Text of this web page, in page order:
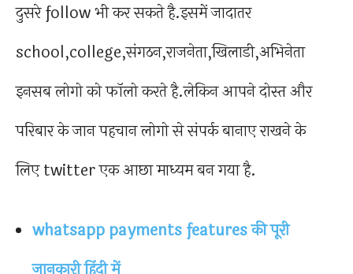
दुसरे follow भी कर सकते है.इसमें जादातर
school,college,संगठन,राजनेता,खिलाडी,अभिनेता
इनसब लोगो को फॉलो करते है.लेकिन आपने दोस्त और
परिबार के जान पहचान लोगो से संपर्क बानाए राखने के
लिए twitter एक आछा माध्यम बन गया है.
whatsapp payments features की पूरी